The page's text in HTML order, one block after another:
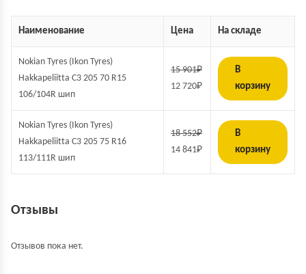
Наименование Цена На складе
Nokian Tyres (Ikon Tyres)
Hakkapeliitta C3 205 70 R15
106/104R шип
15 901₽
12 720₽
В
корзину
Nokian Tyres (Ikon Tyres)
Hakkapeliitta C3 205 75 R16
113/111R шип
18 552₽
14 841₽
В
корзину
Отзывы
Отзывов пока нет.